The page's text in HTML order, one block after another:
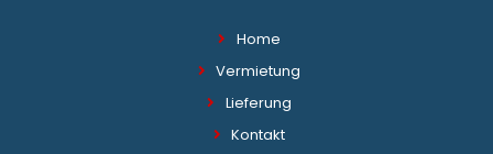
Home
Vermietung
Lieferung
Kontakt